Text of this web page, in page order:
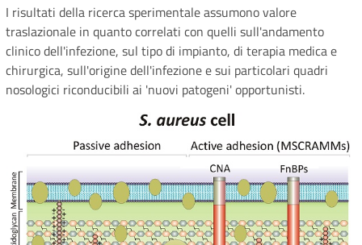
I risultati della ricerca sperimentale assumono valore
traslazionale in quanto correlati con quelli sull'andamento
clinico dell'infezione, sul tipo di impianto, di terapia medica e
chirurgica, sull'origine dell'infezione e sui particolari quadri
nosologici riconducibili ai 'nuovi patogeni' opportunisti.